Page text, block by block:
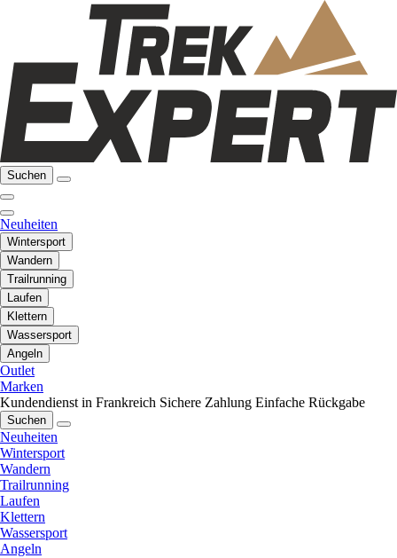
Suchen
Neuheiten
Wintersport
Wandern
Trailrunning
Laufen
Klettern
Wassersport
Angeln
Outlet
Marken
Kundendienst in Frankreich Sichere Zahlung Einfache Rückgabe
Suchen
Neuheiten
Wintersport
Wandern
Trailrunning
Laufen
Klettern
Wassersport
Angeln